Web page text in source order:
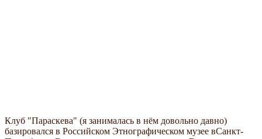
Клуб "Параскева" (я занималась в нём довольно давно)
базировался в Российском Этнографическом музее вСанкт-